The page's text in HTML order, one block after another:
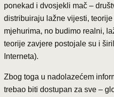
ponekad i dvosjekli mač –
distribuiraju lažne vijesti,
mjehurima, no budimo realni,
teorije zavjere postojale su i
Interneta).
Zbog toga u nadolazećem
trebao biti dostupan za sve –